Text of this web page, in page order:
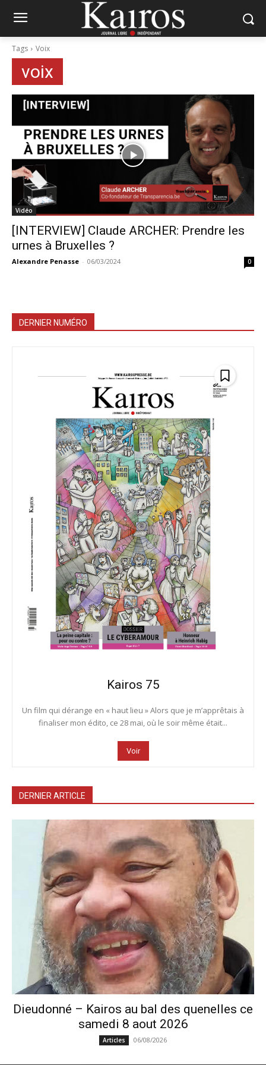
Tags Voix
voix
Vidéo
[INTERVIEW] Claude ARCHER: Prendre les
urnes à Bruxelles ?
Alexandre Penasse - 06/03/2024 0
DERNIER NUMÉRO
Kairos 75
Un film qui dérange en « haut lieu » Alors que je m’apprêtais à
finaliser mon édito, ce 28 mai, où le soir même était...
Voir
DERNIER ARTICLE
Dieudonné – Kairos au bal des quenelles ce
samedi 8 aout 2026
Articles 06/08/2026